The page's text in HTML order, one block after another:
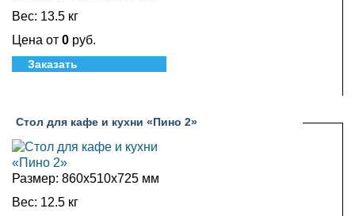
Вес: 13.5 кг
Цена от 0 руб.
Заказать
Стол для кафе и кухни «Пино 2»
Размер: 860х510х725 мм
Вес: 12.5 кг